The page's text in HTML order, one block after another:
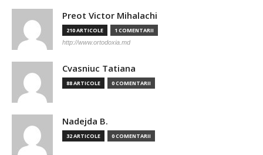
Preot Victor Mihalachi
210 ARTICOLE 1 COMENTARII
http://www.ortodoxia.md
Cvasniuc Tatiana
88 ARTICOLE 0 COMENTARII
Nadejda B.
32 ARTICOLE 0 COMENTARII